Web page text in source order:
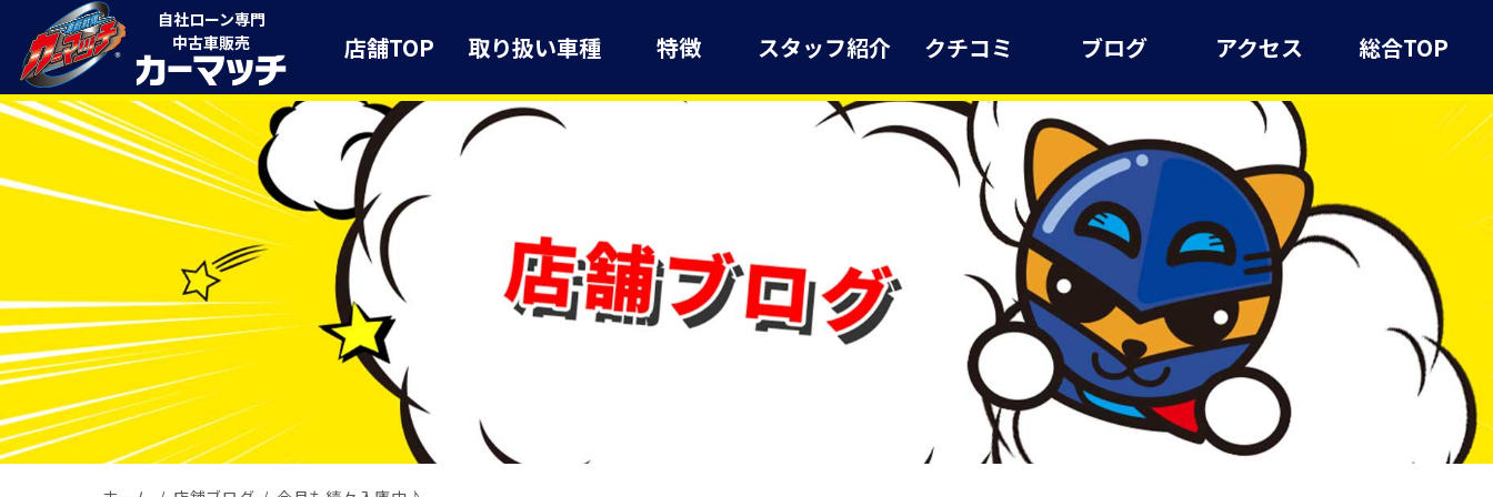
自社ローン専門
中古車販売
店舗TOP 取り扱い車種 特徴 スタッフ紹介 クチコミ ブログ アクセス 総合TOP